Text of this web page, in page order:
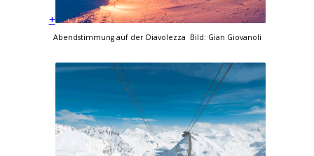
+
Abendstimmung auf der Diavolezza Bild: Gian Giovanoli